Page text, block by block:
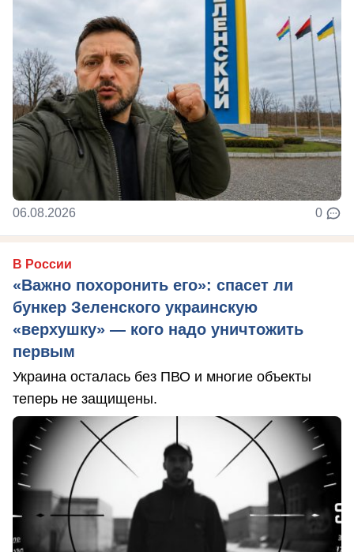
06.08.2026 0
В России
«Важно похоронить его»: спасет ли
бункер Зеленского украинскую
«верхушку» — кого надо уничтожить
первым
Украина осталась без ПВО и многие объекты
теперь не защищены.